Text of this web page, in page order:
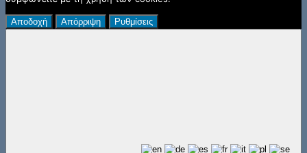
Αποδοχή Απόρριψη Ρυθμίσεις